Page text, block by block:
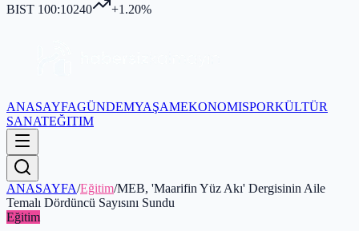
BIST 100:10240 +1.20%
ANASAYFAGÜNDEMYAŞAMEKONOMISPORKÜLTÜR
SANATEĞITIM
ANASAYFA/Eğitim/MEB, 'Maarifin Yüz Akı' Dergisinin Aile
Temalı Dördüncü Sayısını Sundu
Eğitim